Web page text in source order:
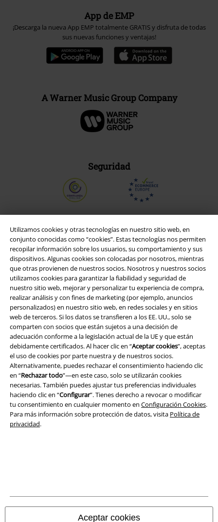
Utilizamos cookies y otras tecnologías en nuestro sitio web, en
conjunto conocidas como “cookies”. Estas tecnologías nos permiten
recopilar información sobre los usuarios, su comportamiento y sus
dispositivos. Algunas cookies son colocadas por nosotros, mientras
que otras provienen de nuestros socios. Nosotros y nuestros socios
utilizamos cookies para garantizar la fiabilidad y seguridad de
nuestro sitio web, mejorar y personalizar tu experiencia de compra,
realizar análisis y con fines de marketing (por ejemplo, anuncios
personalizados) en nuestro sitio web, en redes sociales y en sitios
web de terceros. Si los datos se transfieren a los EE. UU., solo se
comparten con socios que están sujetos a una decisión de
adecuación conforme a la legislación actual de la UE y que están
debidamente certificados. Al hacer clic en “Aceptar cookies”, aceptas
el uso de cookies por parte nuestra y de nuestros socios.
Alternativamente, puedes rechazar el consentimiento haciendo clic
en “Rechazar todo”—en este caso, solo se utilizarán cookies
necesarias. También puedes ajustar tus preferencias individuales
haciendo clic en “Configurar”. Tienes derecho a revocar o modificar
tu consentimiento en cualquier momento en Configuración Cookies.
Para más información sobre protección de datos, visita Política de
privacidad.
Aceptar cookies
App de EMP
¡Descarga la nueva App EMP totalmente GRATIS y disfruta de todas
sus nuevas funciones y ventajas!
A Warner Music Group Company
Seguridad
Legal
Términos y Condiciones
Aviso Legal
Ley protección de datos
Eliminación de residuos y protección del medioambiente
Declaración de Conformidad
© 1986-2026 E.M.P. Merchandising HGmbH